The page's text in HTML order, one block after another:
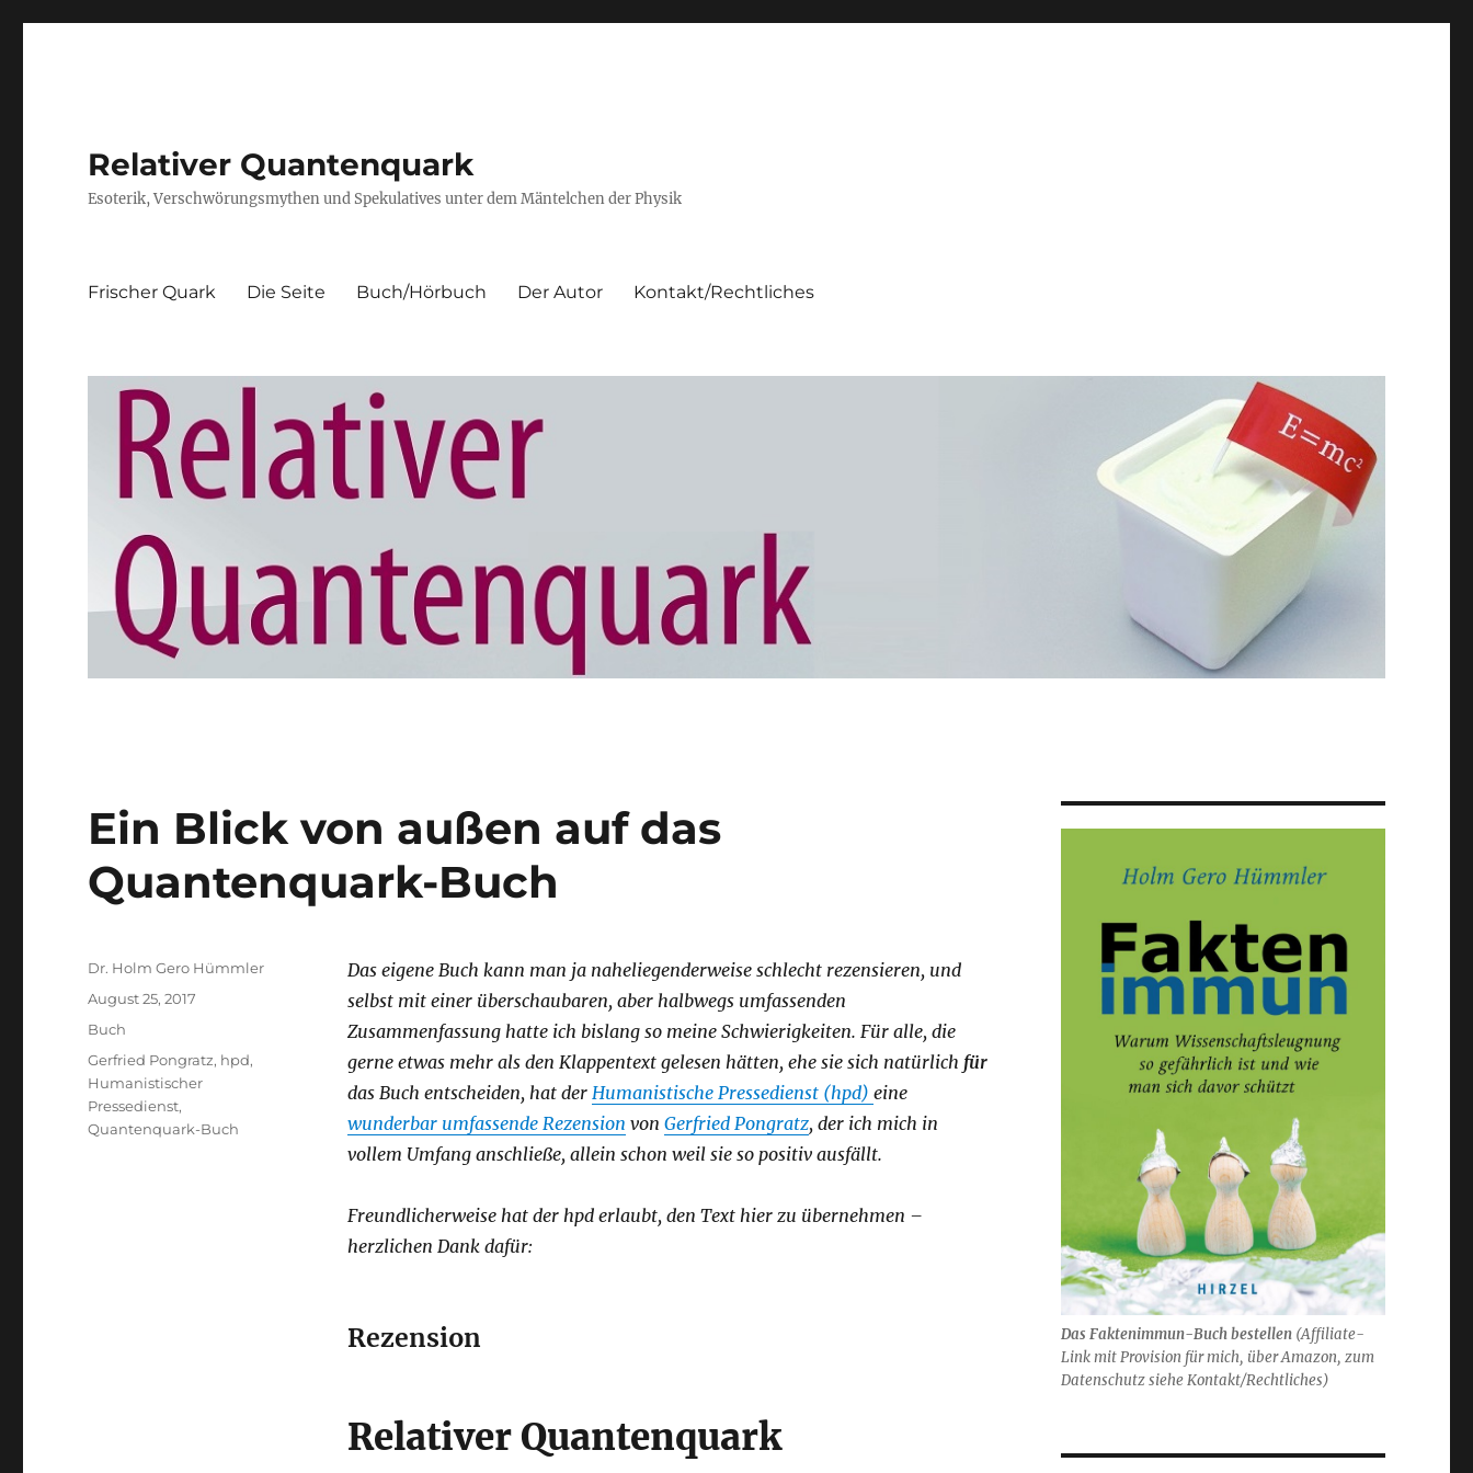
Relativer Quantenquark
Esoterik, Verschwörungsmythen und Spekulatives unter dem Mäntelchen der Physik
Frischer Quark Die Seite Buch/Hörbuch Der Autor Kontakt/Rechtliches
Ein Blick von außen auf das
Quantenquark-Buch
Das eigene Buch kann man ja naheliegenderweise schlecht rezensieren, und
selbst mit einer überschaubaren, aber halbwegs umfassenden
Zusammenfassung hatte ich bislang so meine Schwierigkeiten. Für alle, die
gerne etwas mehr als den Klappentext gelesen hätten, ehe sie sich natürlich für
das Buch entscheiden, hat der Humanistische Pressedienst (hpd) eine
wunderbar umfassende Rezension von Gerfried Pongratz, der ich mich in
vollem Umfang anschließe, allein schon weil sie so positiv ausfällt.
Freundlicherweise hat der hpd erlaubt, den Text hier zu übernehmen –
herzlichen Dank dafür:
Rezension
Relativer Quantenquark
Autor
Dr. Holm Gero Hümmler
Veröffentlicht
August 25, 2017
Kategorien
Buch
Schlagwörter
Gerfried Pongratz, hpd,
Humanistischer
Pressedienst,
Quantenquark-Buch
Das Faktenimmun-Buch bestellen(Affiliate-
Link mit Provision für mich, über Amazon, zum
Datenschutz siehe Kontakt/Rechtliches)